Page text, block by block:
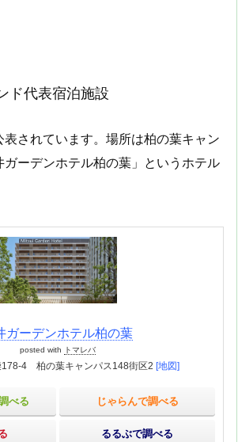
ド代表宿泊施設
されています。場所は柏の葉キャン
ーデンホテル柏の葉」というホテル
ガーデンホテル柏の葉
posted with トマレバ
178-4 柏の葉キャンパス148街区2 [地図]
べる じゃらんで調べる
るるぶで調べる